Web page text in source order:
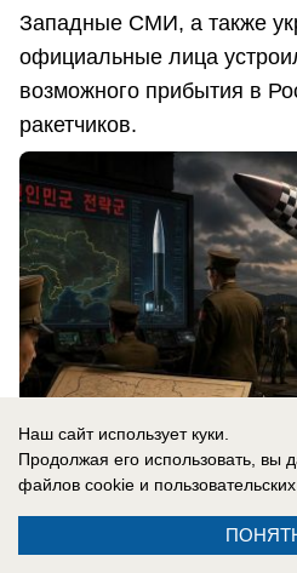
Западные СМИ, а также
официальные лица
возможного прибытия в
ракетчиков.
Наш сайт использует куки.
Продолжая его использовать, вы
файлов cookie и